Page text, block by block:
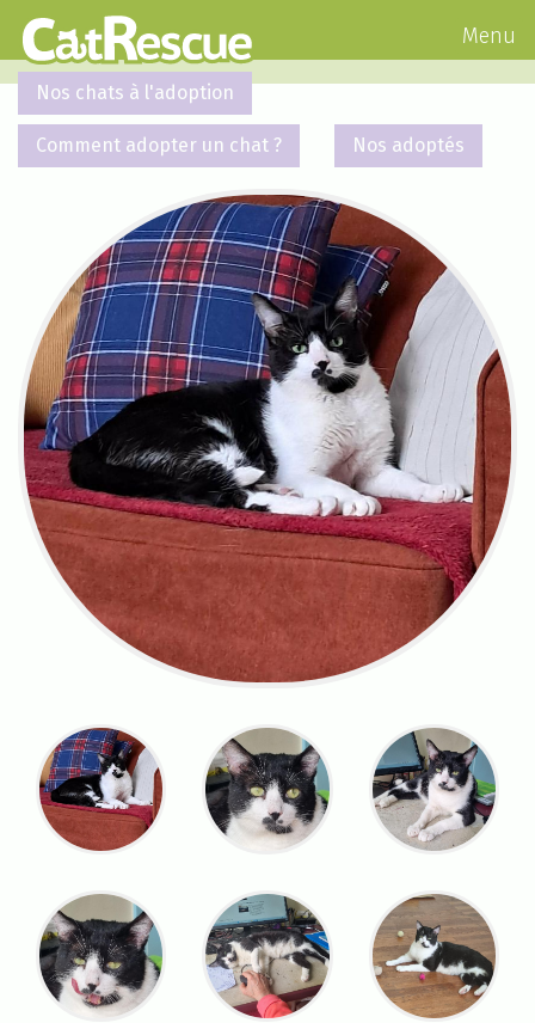
Menu
Nos chats à l'adoption
Comment adopter un chat ? Nos adoptés